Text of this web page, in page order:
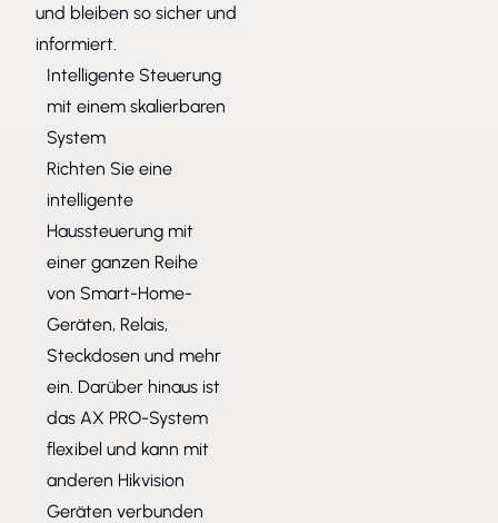
und bleiben so sicher und
informiert.
Intelligente Steuerung
mit einem skalierbaren
System
Richten Sie eine
intelligente
Haussteuerung mit
einer ganzen Reihe
von Smart-Home-
Geräten, Relais,
Steckdosen und mehr
ein. Darüber hinaus ist
das AX PRO-System
flexibel und kann mit
anderen Hikvision
Geräten verbunden